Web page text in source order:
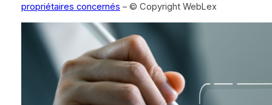
propriétaires concernés – © Copyright WebLex